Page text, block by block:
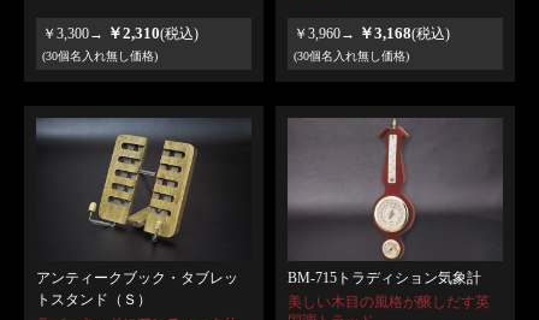
￥3,300→ ￥2,310(税込)
(30個名入れ無し価格)
￥3,960→ ￥3,168(税込)
(30個名入れ無し価格)
アンティークブック・タブレッ
トスタンド（Ｓ）
BM-715トラディション気象計
美しい木目の風格が醸しだす英